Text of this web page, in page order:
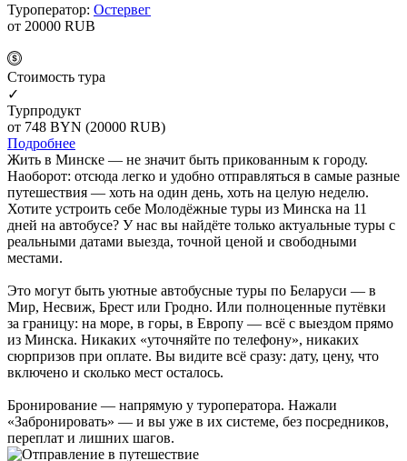
Туроператор: Остервег
от 20000 RUB
Cтоимость тура
✓
Турпродукт
от 748 BYN (20000 RUB)
Подробнее
Жить в Минске — не значит быть прикованным к городу.
Наоборот: отсюда легко и удобно отправляться в самые разные
путешествия — хоть на один день, хоть на целую неделю.
Хотите устроить себе Молодёжные туры из Минска на 11
дней на автобусе? У нас вы найдёте только актуальные туры с
реальными датами выезда, точной ценой и свободными
местами.
Это могут быть уютные автобусные туры по Беларуси — в
Мир, Несвиж, Брест или Гродно. Или полноценные путёвки
за границу: на море, в горы, в Европу — всё с выездом прямо
из Минска. Никаких «уточняйте по телефону», никаких
сюрпризов при оплате. Вы видите всё сразу: дату, цену, что
включено и сколько мест осталось.
Бронирование — напрямую у туроператора. Нажали
«Забронировать» — и вы уже в их системе, без посредников,
переплат и лишних шагов.